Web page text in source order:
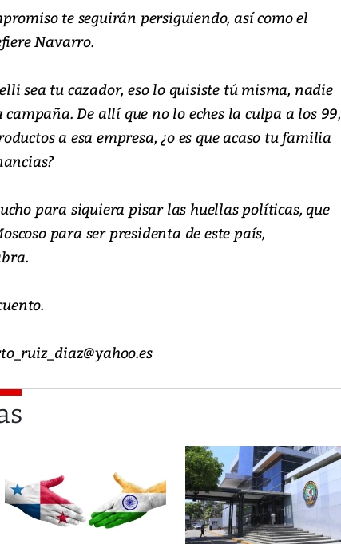
te seguirán persiguiendo, así como el
Navarro.
sea tu cazador, eso lo quisiste tú misma, nadie
De allí que no lo eches la culpa a los 99,
a esa empresa, ¿o es que acaso tu familia
para siquiera pisar las huellas políticas, que
para ser presidenta de este país,